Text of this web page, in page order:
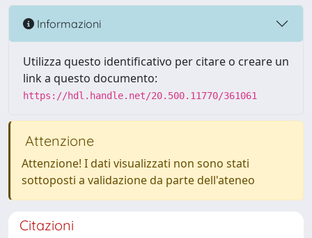
Informazioni
Utilizza questo identificativo per citare o creare un
link a questo documento:
https://hdl.handle.net/20.500.11770/361061
Attenzione
Attenzione! I dati visualizzati non sono stati
sottoposti a validazione da parte dell'ateneo
Citazioni